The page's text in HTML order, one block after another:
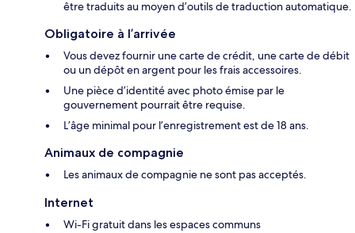
être traduits au moyen d’outils de traduction automatique.
Obligatoire à l’arrivée
Vous devez fournir une carte de crédit, une carte de débit
ou un dépôt en argent pour les frais accessoires.
Une pièce d’identité avec photo émise par le
gouvernement pourrait être requise.
L’âge minimal pour l’enregistrement est de 18 ans.
Animaux de compagnie
Les animaux de compagnie ne sont pas acceptés.
Internet
Wi-Fi gratuit dans les espaces communs